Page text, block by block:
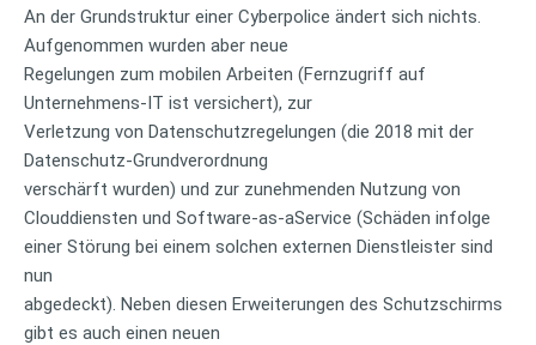
An der Grundstruktur einer Cyberpolice ändert sich nichts.
Aufgenommen wurden aber neue
Regelungen zum mobilen Arbeiten (Fernzugriff auf
Unternehmens-IT ist versichert), zur
Verletzung von Datenschutzregelungen (die 2018 mit der
Datenschutz-Grundverordnung
verschärft wurden) und zur zunehmenden Nutzung von
Clouddiensten und Software-as-aService (Schäden infolge
einer Störung bei einem solchen externen Dienstleister sind
nun
abgedeckt). Neben diesen Erweiterungen des Schutzschirms
gibt es auch einen neuen